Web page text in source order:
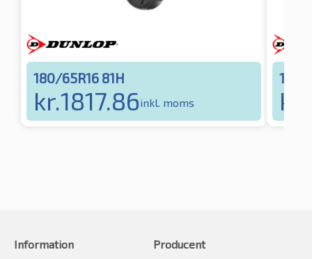
180/65R16 81H
kr.1817.86inkl. moms
180/
kr.
Information
Producent